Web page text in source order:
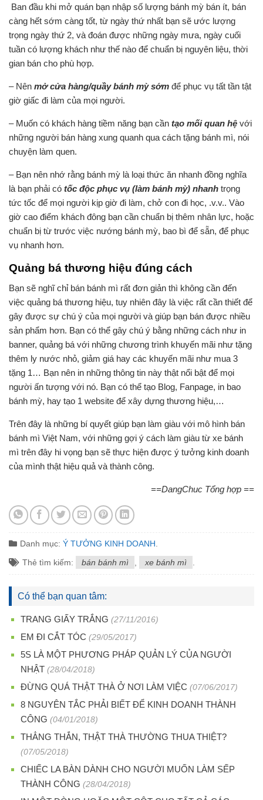
Ban đầu khi mở quán bạn nhập số lượng bánh mỳ bán ít, bán
càng hết sớm càng tốt, từ ngày thứ nhất bạn sẽ ước lượng
trọng ngày thứ 2, và đoán được những ngày mưa, ngày cuối
tuần có lượng khách như thế nào để chuẩn bị nguyên liệu, thời
gian bán cho phù hợp.
– Nên mở cửa hàng/quầy bánh mỳ sớm để phục vụ tất tần tật
giờ giấc đi làm của mọi người.
– Muốn có khách hàng tiềm năng bạn cần tạo mối quan hệ với
những người bán hàng xung quanh qua cách tặng bánh mì, nói
chuyện làm quen.
– Bạn nên nhớ rằng bánh mỳ là loại thức ăn nhanh đồng nghĩa
là bạn phải có tốc độc phục vụ (làm bánh mỳ) nhanh trọng
tức tốc để mọi người kịp giờ đi làm, chở con đi học, .v.v.. Vào
giờ cao điểm khách đông bạn cần chuẩn bị thêm nhân lực, hoặc
chuẩn bị từ trước việc nướng bánh mỳ, bao bì để sẵn, để phục
vụ nhanh hơn.
Quảng bá thương hiệu đúng cách
Bạn sẽ nghĩ chỉ bán bánh mì rất đơn giản thì không cần đến
việc quảng bá thương hiệu, tuy nhiên đây là việc rất cần thiết để
gây được sự chú ý của mọi người và giúp bạn bán được nhiều
sản phẩm hơn. Bạn có thể gây chú ý bằng những cách như in
banner, quảng bá với những chương trình khuyến mãi như tặng
thêm ly nước nhỏ, giảm giá hay các khuyến mãi như mua 3
tặng 1… Bạn nên in những thông tin này thật nổi bật để mọi
người ấn tượng với nó. Bạn có thể tạo Blog, Fanpage, in bao
bánh mỳ, hay tạo 1 website để xây dựng thương hiệu,…
Trên đây là những bí quyết giúp bạn làm giàu với mô hình bán
bánh mì Việt Nam, với những gợi ý cách làm giàu từ xe bánh
mì trên đây hi vọng bạn sẽ thực hiện được ý tưởng kinh doanh
của mình thật hiệu quả và thành công.
==DangChuc Tổng hợp ==
Danh mục: Ý TƯỞNG KINH DOANH.
Thẻ tìm kiếm:
bán bánh mì , xe bánh mì .
Có thể bạn quan tâm:
TRANG GIẤY TRẮNG (27/11/2016)
EM ĐI CẮT TÓC (29/05/2017)
5S LÀ MỘT PHƯƠNG PHÁP QUẢN LÝ CỦA NGƯỜI
NHẬT (28/04/2018)
ĐỪNG QUÁ THẬT THÀ Ở NƠI LÀM VIỆC (07/06/2017)
8 NGUYÊN TẮC PHẢI BIẾT ĐỂ KINH DOANH THÀNH
CÔNG (04/01/2018)
THẲNG THẮN, THẬT THÀ THƯỜNG THUA THIỆT?
(07/05/2018)
CHIẾC LA BÀN DÀNH CHO NGƯỜI MUỐN LÀM SẾP
THÀNH CÔNG (28/04/2018)